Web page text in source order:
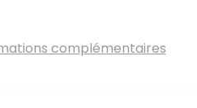
complémentaires